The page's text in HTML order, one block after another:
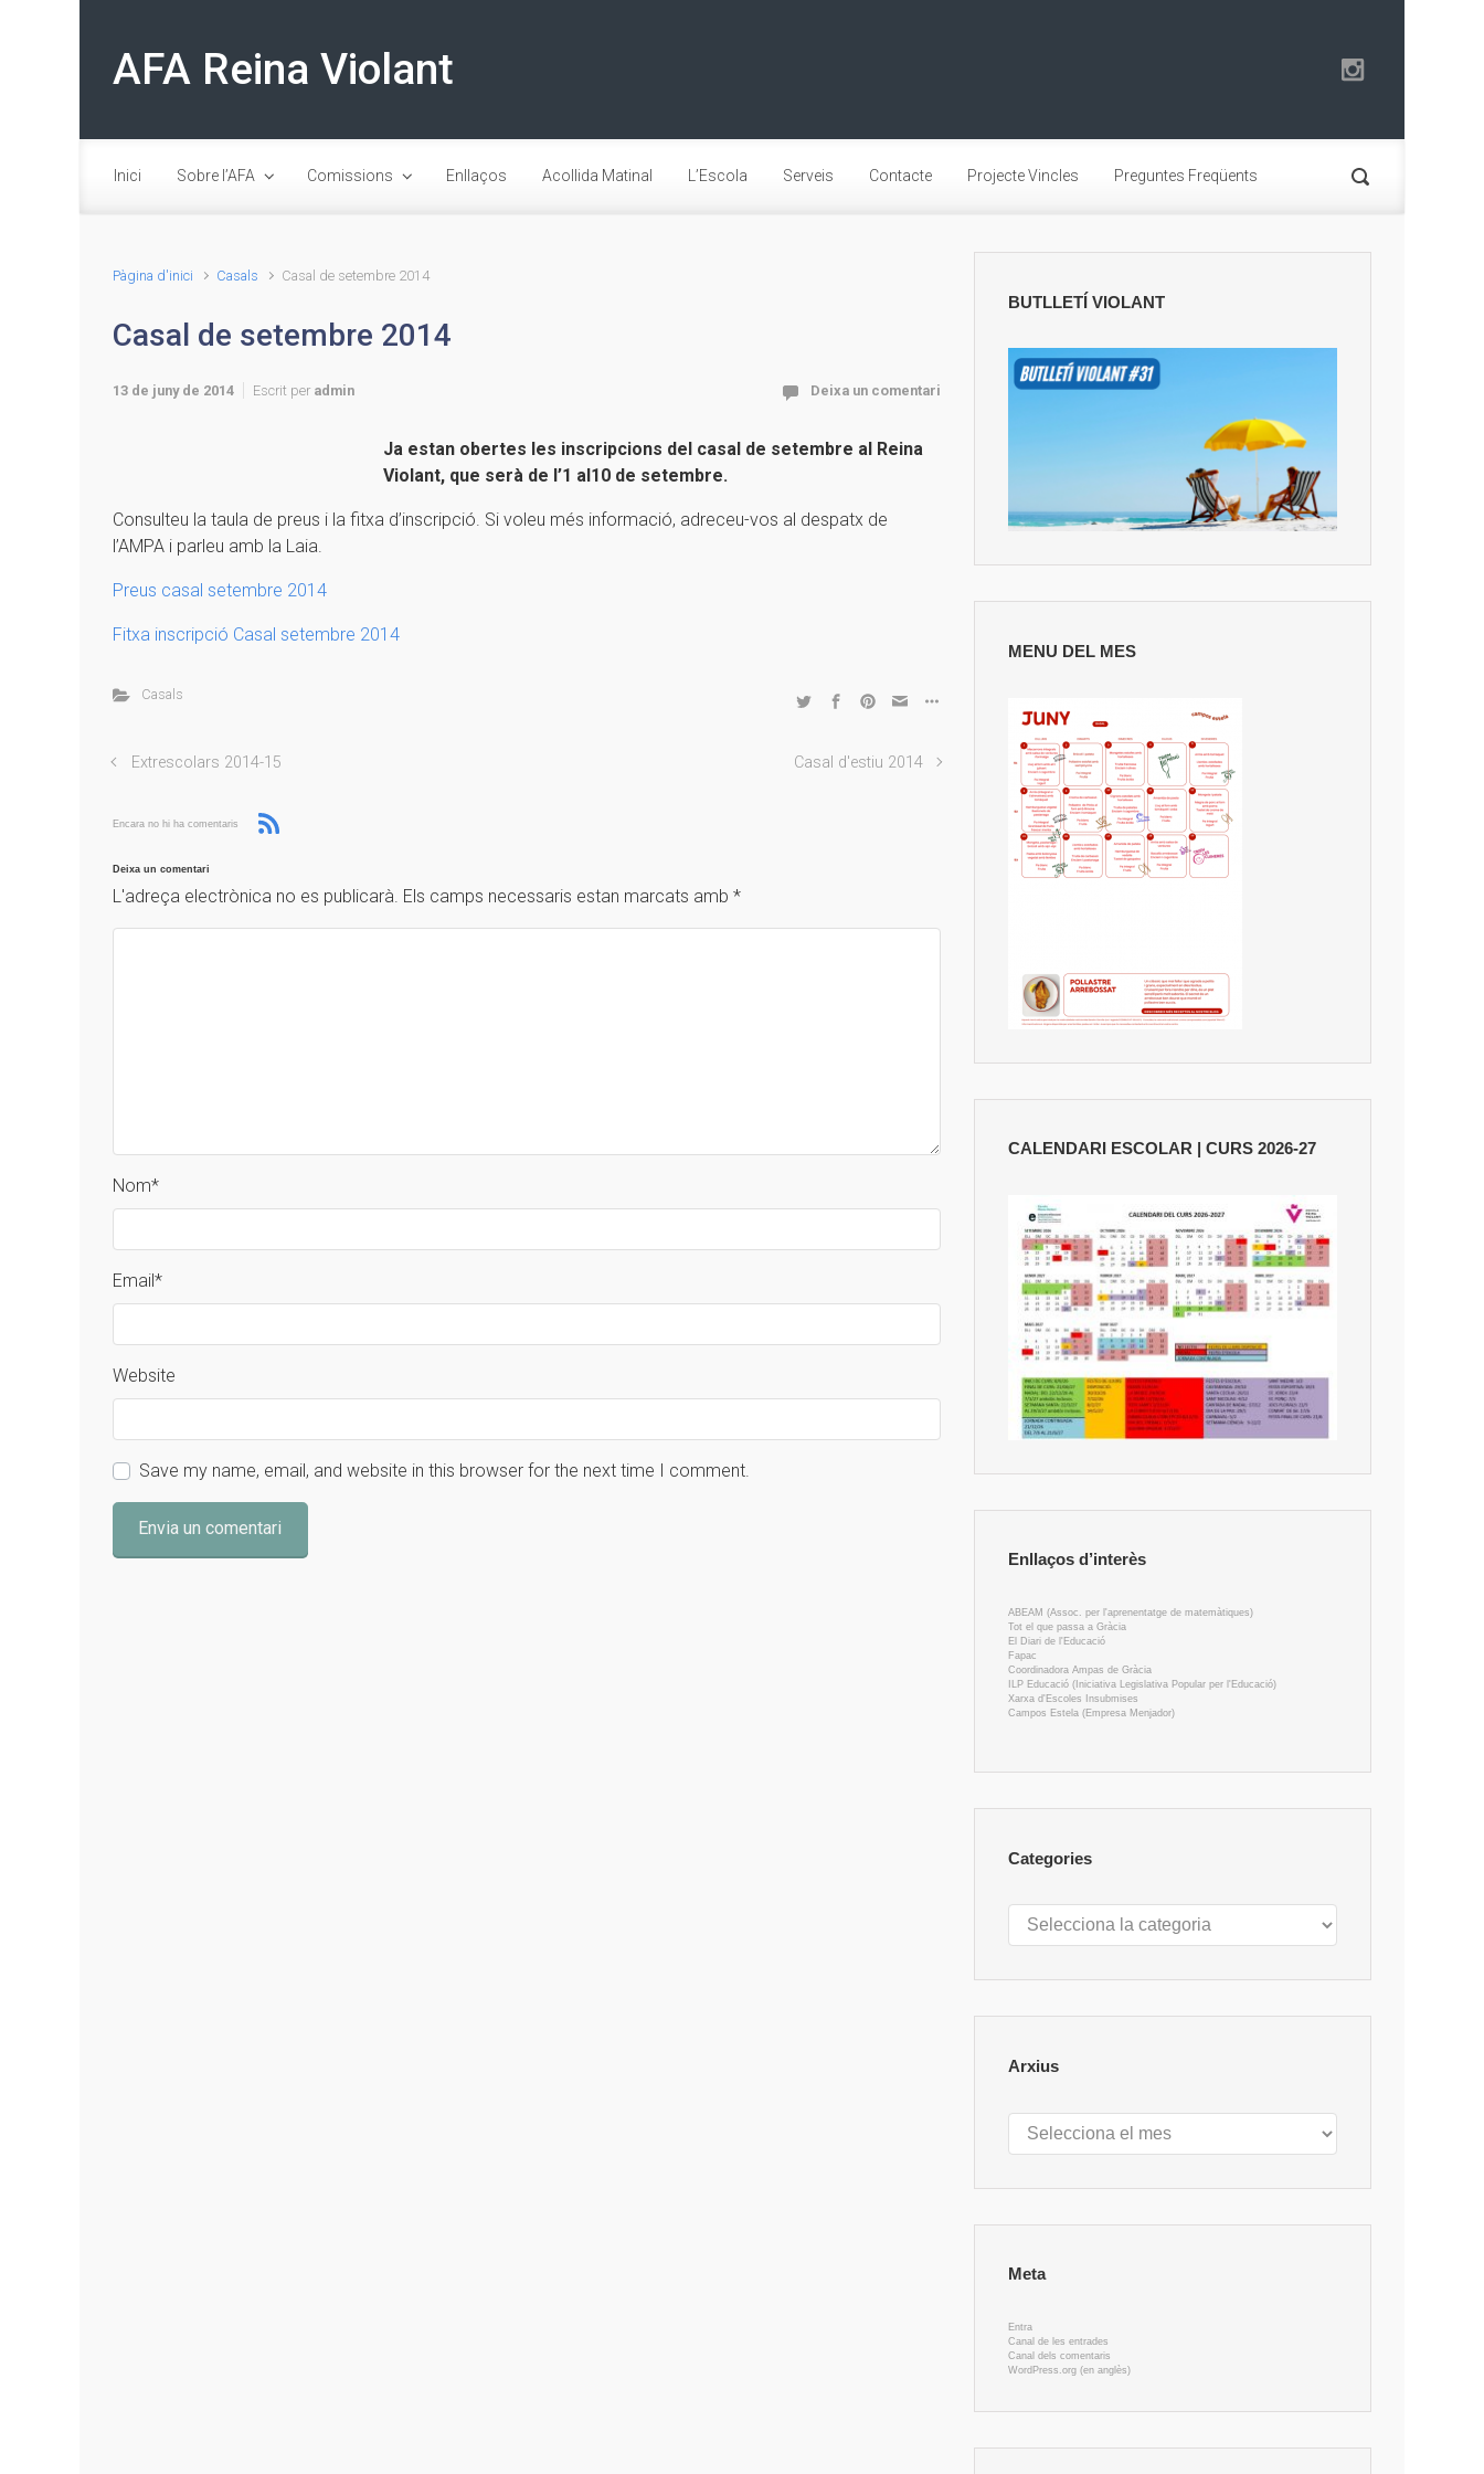
AFA Reina Violant
Inici Sobre l’AFA Comissions Enllaços Acollida Matinal L’Escola Serveis Contacte Projecte Vincles Preguntes Freqüents
Pàgina d'inici Casals Casal de setembre 2014
Casal de setembre 2014
13 de juny de 2014 Escrit per admin Deixa un comentari
Ja estan obertes les inscripcions del casal de setembre al Reina
Violant, que serà de l’1 al10 de setembre.
Consulteu la taula de preus i la fitxa d’inscripció. Si voleu més informació, adreceu-vos al despatx de
l’AMPA i parleu amb la Laia.
Preus casal setembre 2014
Fitxa inscripció Casal setembre 2014
Casals
Extrescolars 2014-15 Casal d'estiu 2014
Encara no hi ha comentaris
Deixa un comentari
L'adreça electrònica no es publicarà. Els camps necessaris estan marcats amb *
Nom*
Email*
Website
Save my name, email, and website in this browser for the next time I comment.
BUTLLETÍ VIOLANT
MENU DEL MES
CALENDARI ESCOLAR | CURS 2026-27
Enllaços d’interès
ABEAM (Assoc. per l'aprenentatge de matemàtiques)
Tot el que passa a Gràcia
El Diari de l'Educació
Fapac
Coordinadora Ampas de Gràcia
ILP Educació (Iniciativa Legislativa Popular per l'Educació)
Xarxa d'Escoles Insubmises
Campos Estela (Empresa Menjador)
Categories
Categories
Arxius
Arxius
Meta
Entra
Canal de les entrades
Canal dels comentaris
WordPress.org (en anglès)